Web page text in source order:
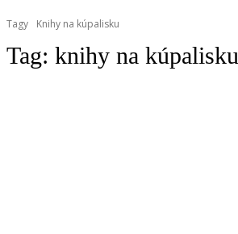
Tagy Knihy na kúpalisku
Tag: knihy na kúpalisku